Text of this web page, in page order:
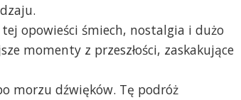
opowieści śmiech, nostalgia i dużo
momenty z przeszłości, zaskakujące
morzu dźwięków. Tę podróż